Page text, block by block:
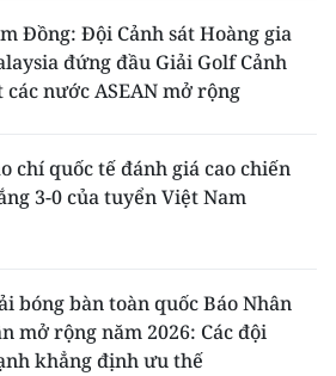
Đồng: Đội Cảnh sát Hoàng gia
đứng đầu Giải Golf Cảnh
các nước ASEAN mở rộng
chí quốc tế đánh giá cao chiến
3-0 của tuyển Việt Nam
bóng bàn toàn quốc Báo Nhân
mở rộng năm 2026: Các đội
khẳng định ưu thế